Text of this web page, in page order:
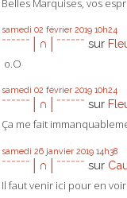
Belles Marquises, vos
samedi 02 février 2019 10h24
ˉˉˉˉˉˉ│∩│ˉˉˉˉˉˉ sur
o.O
samedi 02 février 2019 10h24
ˉˉˉˉˉˉ│∩│ˉˉˉˉˉˉ sur
Ça me fait
samedi 26 janvier 2019 14h38
ˉˉˉˉˉˉ│∩│ˉˉˉˉˉˉ sur
Il faut venir ici pour en voir